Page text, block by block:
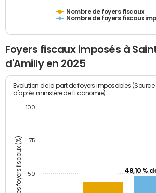
Nombre de foyers fiscaux
Nombre de foyers fiscaux
Foyers fiscaux imposés à
d'Amilly en 2025
Part des foyers fiscaux (%)
Evolution de la part de foyers imposables (Source
d'après ministère de l'Economie)
48,10 %
50
75
100